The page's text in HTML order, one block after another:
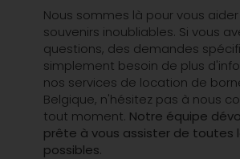
Nous sommes là pour vous
souvenirs inoubliables. Si vous
questions, des demandes
simplement besoin de plus
nos services de location de
Belgique, n'hésitez pas à nous
tout moment. Notre équipe
prête à vous assister de toutes
possibles.